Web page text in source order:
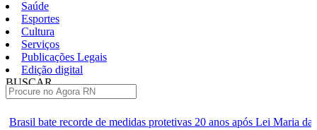
Saúde
Esportes
Cultura
Serviços
Publicações Legais
Edição digital
BUSCAR
de medidas protetivas 20 anos após Lei Maria da Penha
ABC